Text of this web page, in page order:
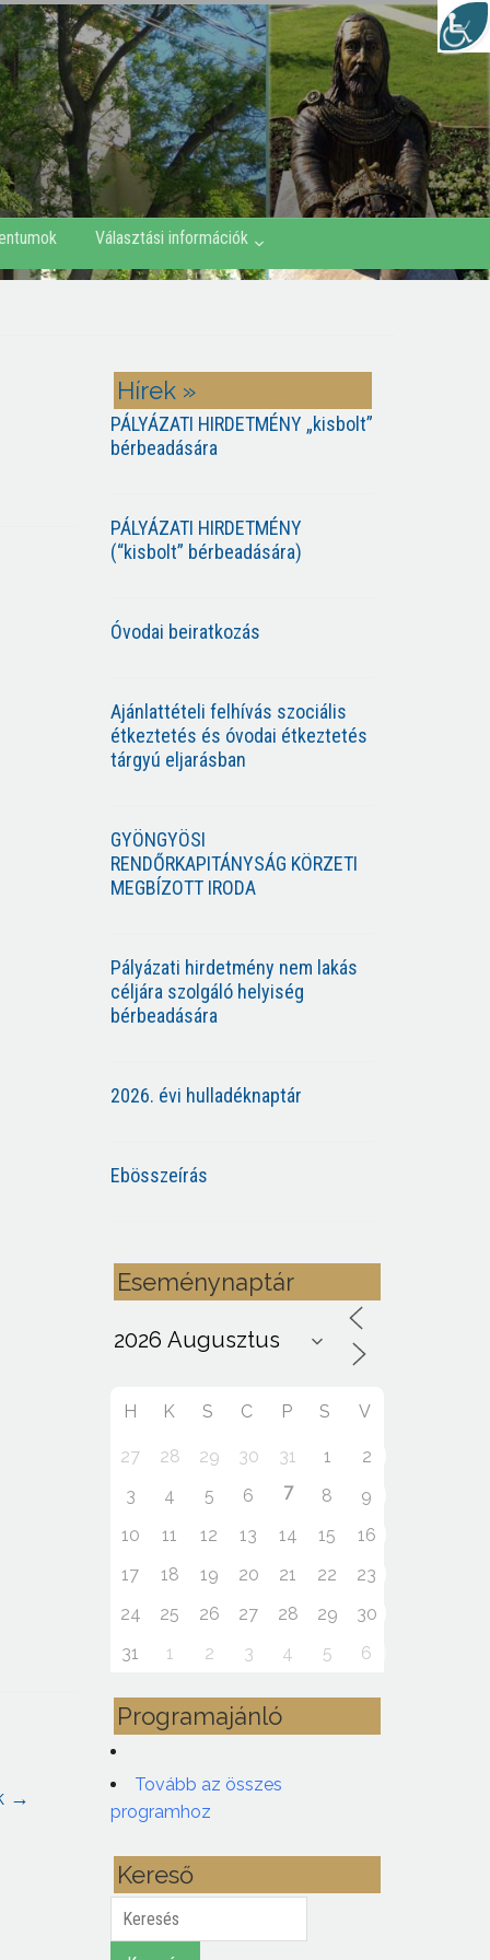
Választási információk
→
Hírek »
PÁLYÁZATI HIRDETMÉNY „kisbolt”
bérbeadására
PÁLYÁZATI HIRDETMÉNY
(“kisbolt” bérbeadására)
Óvodai beiratkozás
Ajánlattételi felhívás szociális
étkeztetés és óvodai étkeztetés
tárgyú eljarásban
GYÖNGYÖSI
RENDŐRKAPITÁNYSÁG KÖRZETI
MEGBÍZOTT IRODA
Pályázati hirdetmény nem lakás
céljára szolgáló helyiség
bérbeadására
2026. évi hulladéknaptár
Ebösszeírás
Eseménynaptár
H K S C P S V
27 28 29 30 31 1
2
3
4 5 6 7 8
9
10
11 12 13 14 15
16
17
18 19 20 21 22
23
24
25 26 27 28 29
30
31
1 2 3 4 5 6
Programajánló
Tovább az összes
programhoz
Kereső
Keresés